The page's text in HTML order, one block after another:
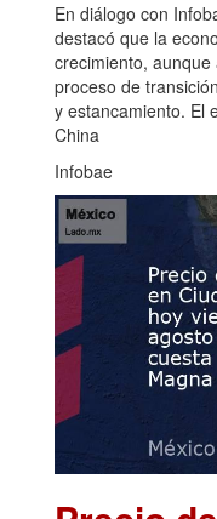
En diálogo con
destacó que la
crecimiento,
proceso de
y estancamiento. El
China
Infobae